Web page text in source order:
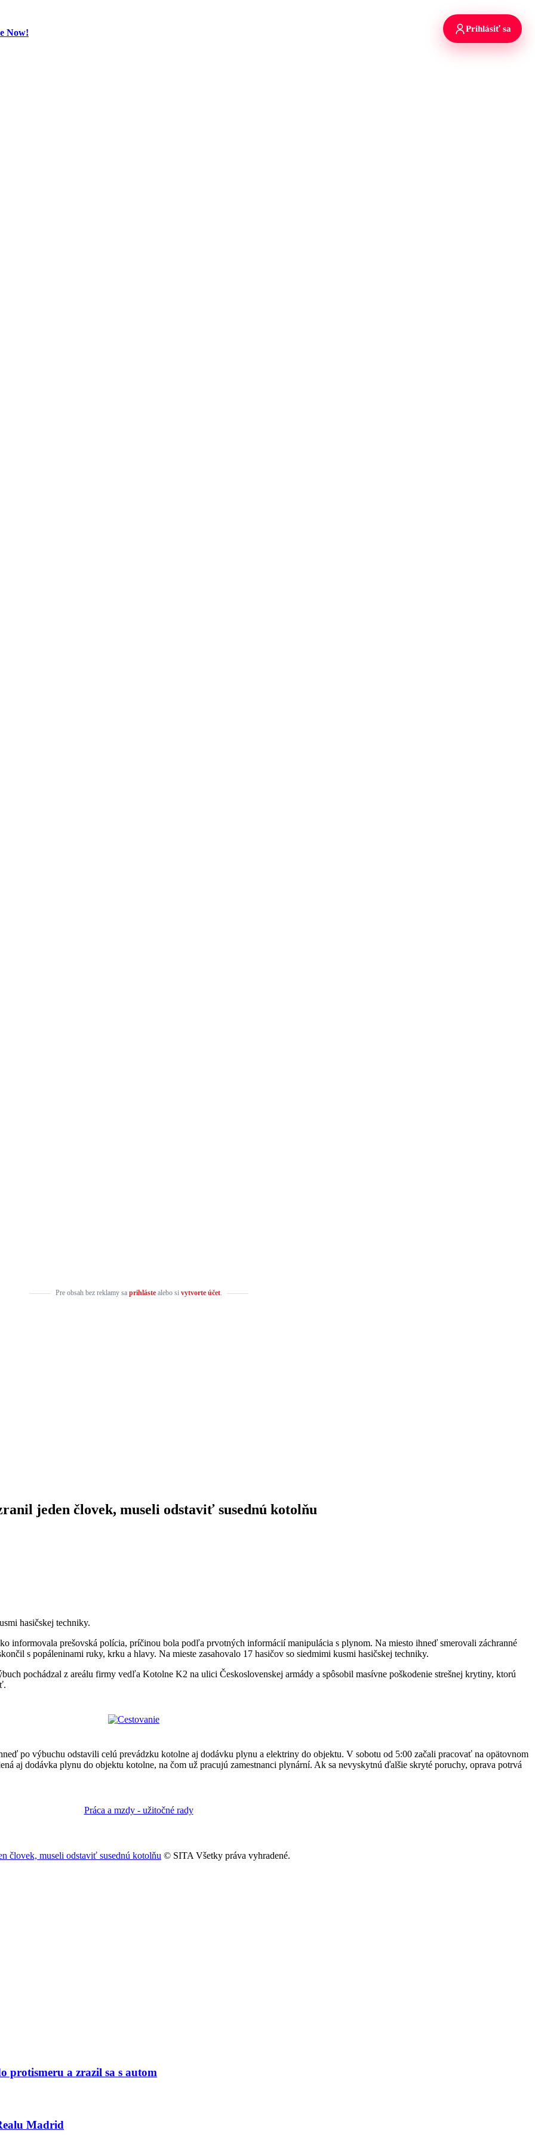
Now!
Pre obsah bez reklamy sa prihlástealebo si vytvorte účet.
jeden človek, museli odstaviť susednú kotolňu
hasičskej techniky.
informovala prešovská polícia, príčinou bola podľa prvotných informácií manipulácia s plynom. Na miesto ihneď smerovali záchranné
s popáleninami ruky, krku a hlavy. Na mieste zasahovalo 17 hasičov so siedmimi kusmi hasičskej techniky.
pochádzal z areálu firmy vedľa Kotolne K2 na ulici Československej armády a spôsobil masívne poškodenie strešnej krytiny, ktorú
po výbuchu odstavili celú prevádzku kotolne aj dodávku plynu a elektriny do objektu. V sobotu od 5:00 začali pracovať na opätovnom
aj dodávka plynu do objektu kotolne, na čom už pracujú zamestnanci plynární. Ak sa nevyskytnú ďalšie skryté poruchy, oprava potrvá
človek, museli odstaviť susednú kotolňu © SITA Všetky práva vyhradené.
protismeru a zrazil sa s autom
Madrid
Prihlásiť sa